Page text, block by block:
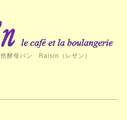
酵母パン Raisin（レザン）